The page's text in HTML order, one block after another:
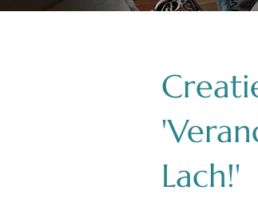
Lach!'